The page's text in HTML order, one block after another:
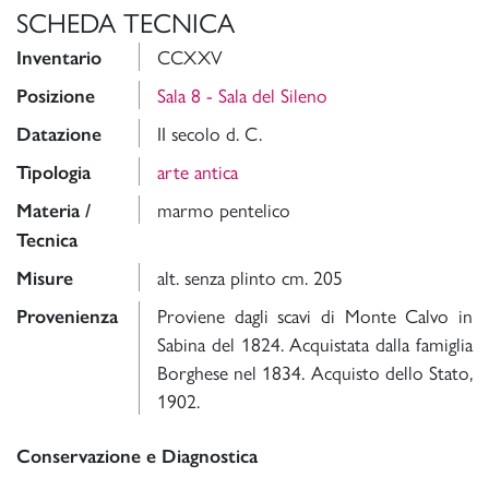
SCHEDA TECNICA
Inventario CCXXV
Posizione Sala 8 - Sala del Sileno
Datazione II secolo d. C.
Tipologia arte antica
Materia /
Tecnica
marmo pentelico
Misure alt. senza plinto cm. 205
Provenienza
Proviene dagli scavi di Monte Calvo in
Sabina del 1824. Acquistata dalla famiglia
Borghese nel 1834. Acquisto dello Stato,
1902.
Conservazione e Diagnostica